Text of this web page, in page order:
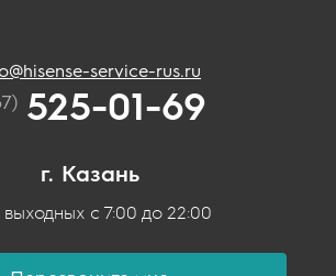
service-rus.ru
525-01-69
г. Казань
выходных с 7:00 до 22:00